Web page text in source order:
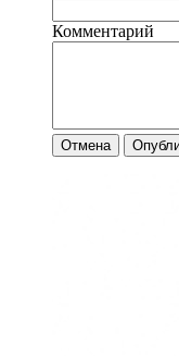
Комментарий
Отмена